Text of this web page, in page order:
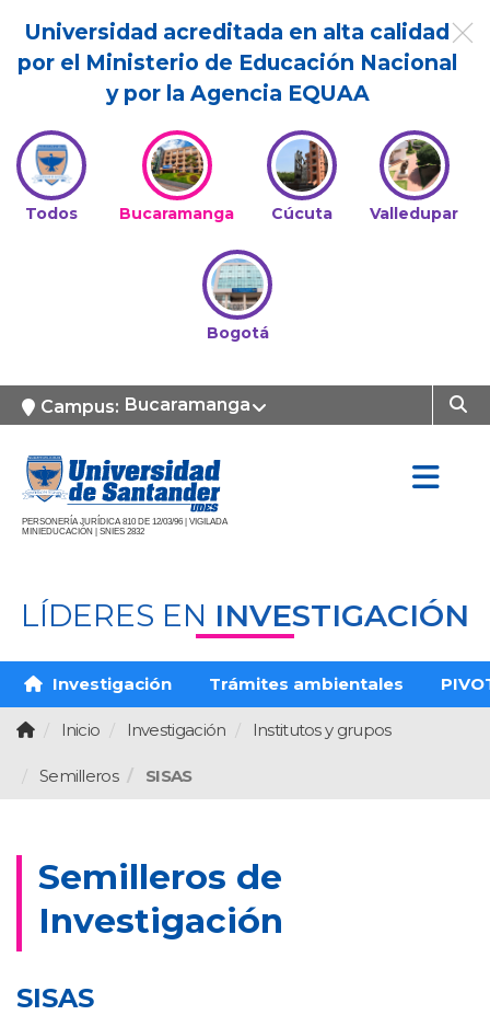
Universidad acreditada en alta calidad
por el Ministerio de Educación Nacional
y por la Agencia EQUAA
Todos Bucaramanga Cúcuta Valledupar
Bogotá
Campus: Bucaramanga
PERSONERÍA JURÍDICA 810 DE 12/03/96 | VIGILADA
MINIEDUCACIÓN | SNIES 2832
LÍDERES EN INVESTIGACIÓN
Investigación Trámites ambientales
Inicio Investigación Institutos y grupos
Semilleros SISAS
Semilleros de
Investigación
SISAS